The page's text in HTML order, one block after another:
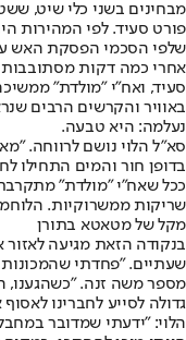
פורט סעיד. לפי המהירות
שלפי הסכמי הפסקת האש
אחרי כמה דקות מסתובבות
סעיד, ואח"י "מולדת"
באוויר והקרשים הרבים
נעלמה: היא טבעה.
סא"ל הלוי נושם לרווחה.
בדופן חור והמים התחילו
ככל שאח"י "מולדת"
שריקות ממשרוקיות.
מקל של מטאטא בתורן
בנקודה הזאת מגיעה
שעתיים. "פחדתי שהמכונות
מספר משה זנה. "כשהגענו,
גדולה לסייע לחברינו
הלוי: "ידעתי שמדובר